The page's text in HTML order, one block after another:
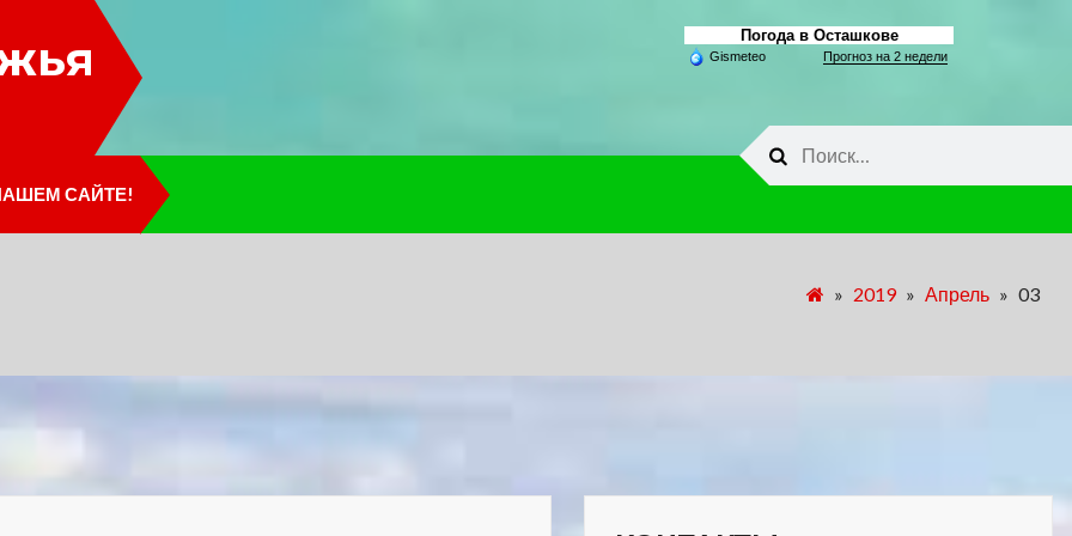
Погода в Осташкове
Gismeteo Прогноз на 2 недели
САЙТЕ!
» 2019 » Апрель » 03